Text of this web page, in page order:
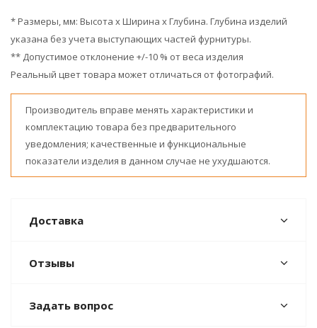
* Размеры, мм: Высота x Ширина x Глубина. Глубина изделий
указана без учета выступающих частей фурнитуры.
** Допустимое отклонение +/-10 % от веса изделия
Реальный цвет товара может отличаться от фотографий.
Производитель вправе менять характеристики и
комплектацию товара без предварительного
уведомления; качественные и функциональные
показатели изделия в данном случае не ухудшаются.
Доставка
Отзывы
Задать вопрос